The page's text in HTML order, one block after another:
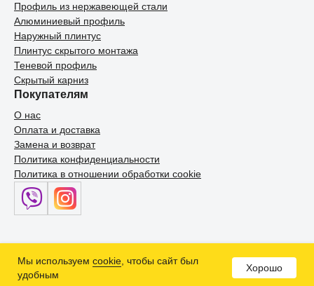
Профиль из нержавеющей стали
Алюминиевый профиль
Наружный плинтус
Плинтус скрытого монтажа
Теневой профиль
Скрытый карниз
Покупателям
О нас
Оплата и доставка
Замена и возврат
Политика конфиденциальности
Политика в отношении обработки cookie
Каталог Позвонить
Мы используем cookie , чтобы сайт был
удобным
Хорошо